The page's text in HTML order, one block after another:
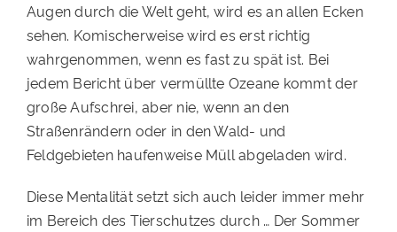
Augen durch die Welt geht, wird es an allen Ecken
sehen. Komischerweise wird es erst richtig
wahrgenommen, wenn es fast zu spät ist. Bei
jedem Bericht über vermüllte Ozeane kommt der
große Aufschrei, aber nie, wenn an den
Straßenrändern oder in den Wald- und
Feldgebieten haufenweise Müll abgeladen wird.
Diese Mentalität setzt sich auch leider immer mehr
im Bereich des Tierschutzes durch … Der Sommer